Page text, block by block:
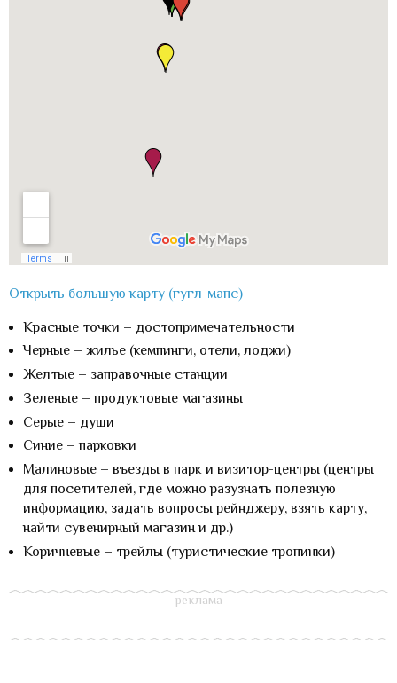
Открыть большую карту (гугл-мапс)
Красные точки – достопримечательности
Черные – жилье (кемпинги, отели, лоджи)
Желтые – заправочные станции
Зеленые – продуктовые магазины
Серые – души
Синие – парковки
Малиновые – въезды в парк и визитор-центры (центры
для посетителей, где можно разузнать полезную
информацию, задать вопросы рейнджеру, взять карту,
найти сувенирный магазин и др.)
Коричневые – трейлы (туристические тропинки)